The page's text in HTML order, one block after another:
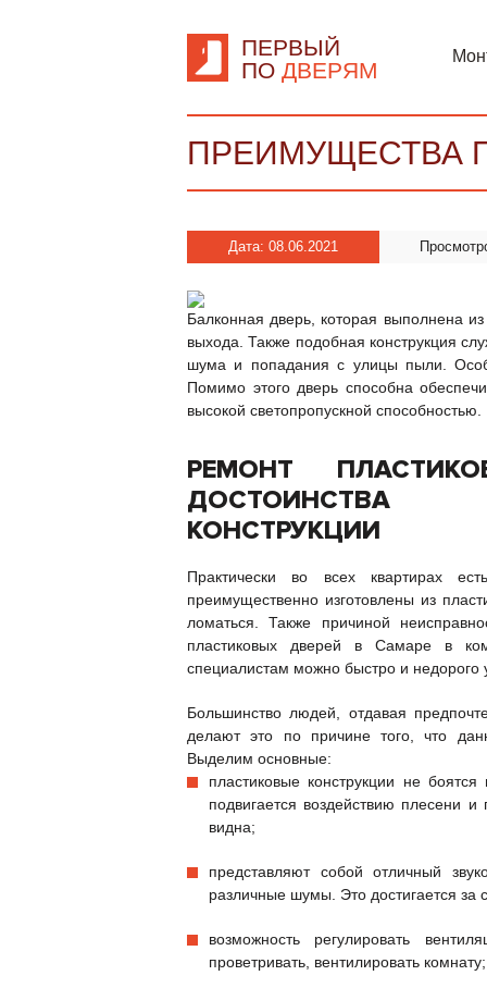
ПЕРВЫЙ
ПО ДВЕРЯМ
ПРЕИМУЩЕСТВА
Дата: 08.06.2021
Балконная дверь, которая выполнена
выхода. Также подобная конструкция
шума и попадания с улицы пыли.
Помимо этого дверь способна
высокой светопропускной способностью.
РЕМОНТ
ДОСТОИНСТВА
КОНСТРУКЦИИ
Практически во всех квартирах
преимущественно изготовлены из
ломаться. Также причиной
пластиковых дверей в Самаре в
специалистам можно быстро и недорого
Большинство людей, отдавая
делают это по причине того, что
Выделим основные:
пластиковые конструкции не
подвигается воздействию плесени
видна;
представляют собой отличный
различные шумы. Это достигается за
возможность регулировать
проветривать, вентилировать комнату;